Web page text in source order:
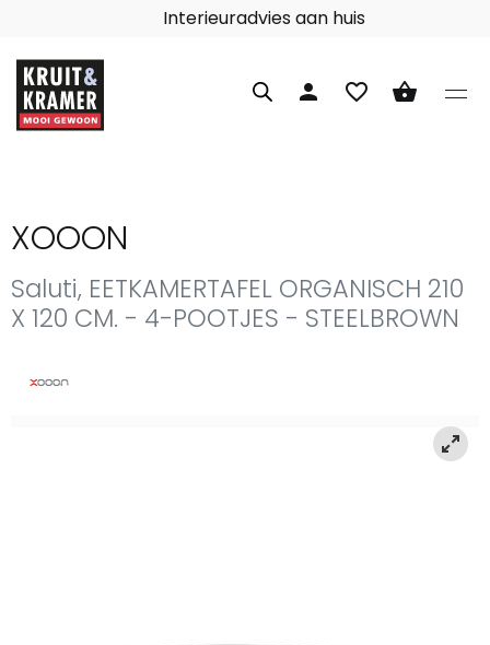
Interieuradvies aan huis
person favorite_border shopping_basket
XOOON
Saluti, EETKAMERTAFEL ORGANISCH 210
X 120 CM. - 4-POOTJES - STEELBROWN